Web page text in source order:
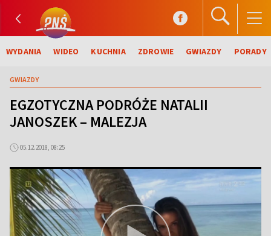
WYDANIA WIDEO KUCHNIA ZDROWIE GWIAZDY PORADY
GWIAZDY
EGZOTYCZNA PODRÓŻE NATALII
JANOSZEK – MALEZJA
05.12.2018, 08:25